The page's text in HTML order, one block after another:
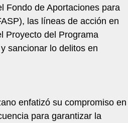
Fondo de Aportaciones para
las líneas de acción en
Proyecto del Programa
sancionar lo delitos en
enfatizó su compromiso en
para garantizar la